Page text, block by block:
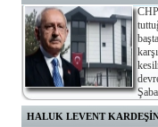
milyonlarca liralık ihaleler alan
sürdü.
HALUK LEVENT